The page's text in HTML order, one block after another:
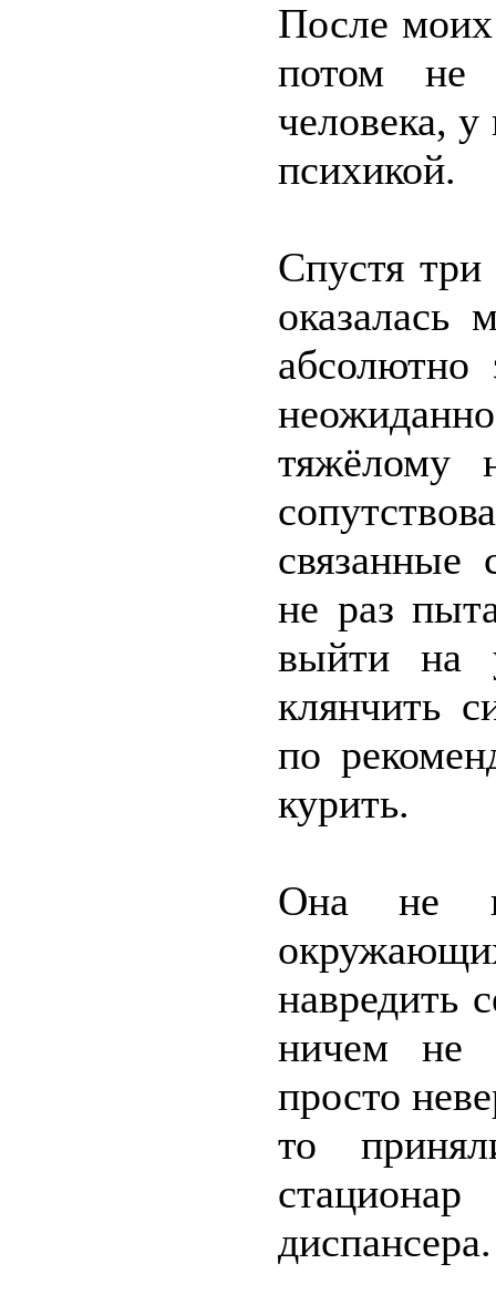
После
потом не
человека,
психикой.
Спустя три
абсолютно
тяжёлому
не раз
выйти на
клянчить
по
курить.
Она не
навредить
ничем не
просто
то
диспансера.